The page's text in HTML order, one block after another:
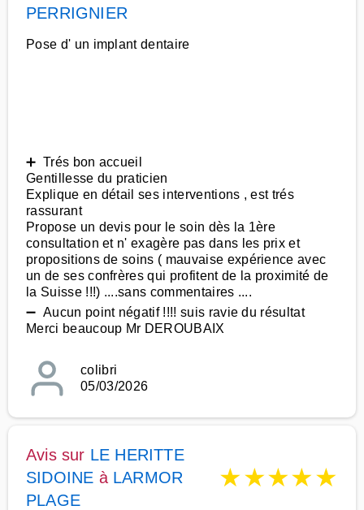
PERRIGNIER
Pose d' un implant dentaire
➕ Trés bon accueil
Gentillesse du praticien
Explique en détail ses interventions , est trés
rassurant
Propose un devis pour le soin dès la 1ère
consultation et n' exagère pas dans les prix et
propositions de soins ( mauvaise expérience avec
un de ses confrères qui profitent de la proximité de
la Suisse !!!) ....sans commentaires ....
➖ Aucun point négatif !!!! suis ravie du résultat
Merci beaucoup Mr DEROUBAIX
colibri
05/03/2026
Avis sur LE HERITTE
SIDOINE à LARMOR
PLAGE
★★★★★